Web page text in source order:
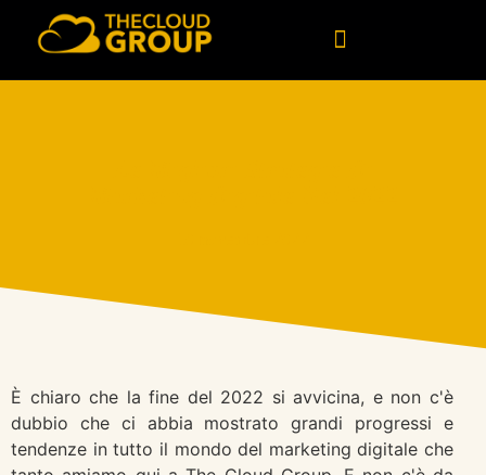
È chiaro che la fine del 2022 si avvicina, e non c'è
dubbio che ci abbia mostrato grandi progressi e
tendenze in tutto il mondo del marketing digitale che